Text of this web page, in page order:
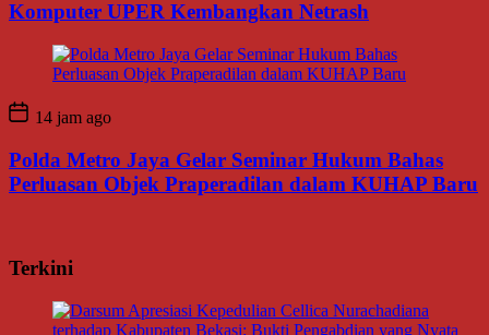
Komputer UPER Kembangkan Netrash
14 jam ago
Polda Metro Jaya Gelar Seminar Hukum Bahas
Perluasan Objek Praperadilan dalam KUHAP Baru
Terkini